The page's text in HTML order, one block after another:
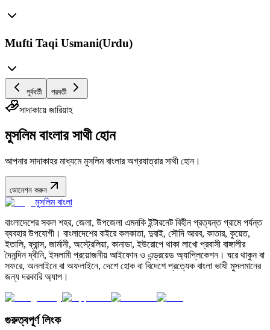
Mufti Taqi Usmani(Urdu)
পূর্ববর্তী পরবর্তী
সাদাকায়ে জারিয়াহ
মুসলিম বাংলার সাথী হোন
আপনার সাদাকাহর মাধ্যমে মুসলিম বাংলার অগ্রযাত্রার সাথী হোন।
ডোনেশন করুন
মুসলিম বাংলা
বাংলাদেশের সকল শহর, জেলা, উপজেলা এমনকি ইন্টারনেট বিহীন প্রত্যন্ত গ্রামে পর্যন্ত
ব্যবহার উপযোগী। বাংলাদেশের বাইরে কলকাতা, দুবাই, সৌদি আরব, কাতার, কুয়েত,
ইতালি, ফ্রান্স, জার্মানী, অস্ট্রেলিয়া, কানাডা, ইউরোপে থাকা লাখো প্রবাসী বাঙ্গালীর
দৈনন্দিন দ্বীনি, ইসলামী প্রয়োজনীয় আইফোন ও এন্ড্রয়েড অ্যাপ্লিকেশন। ঘরে থাকুন বা
সফরে, অনলাইনে বা অফলাইনে, দেশে হোক বা বিদেশে প্রত্যেক বাংলা ভাষী মুসলমানের
জন্য দরকারি অ্যাপ।
গুরুত্বপূর্ণ লিংক